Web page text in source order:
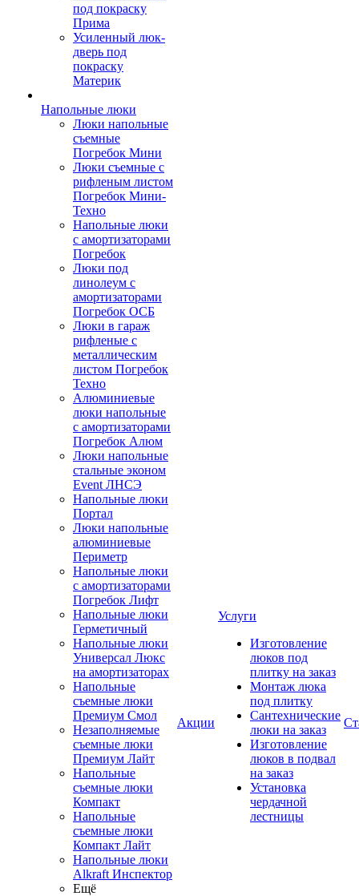
под покраску
Прима
Усиленный люк-
дверь под
покраску
Материк
Напольные люки
Люки напольные
съемные
Погребок Мини
Люки съемные с
рифленым листом
Погребок Мини-
Техно
Напольные люки
с амортизаторами
Погребок
Люки под
линолеум с
амортизаторами
Погребок ОСБ
Люки в гараж
рифленые с
металлическим
листом Погребок
Техно
Алюминиевые
люки напольные
с амортизаторами
Погребок Алюм
Люки напольные
стальные эконом
Event ЛНСЭ
Напольные люки
Портал
Люки напольные
алюминиевые
Периметр
Напольные люки
с амортизаторами
Погребок Лифт
Напольные люки
Герметичный
Напольные люки
Универсал Люкс
на амортизаторах
Напольные
съемные люки
Премиум Смол
Незаполняемые
съемные люки
Премиум Лайт
Напольные
съемные люки
Компакт
Напольные
съемные люки
Компакт Лайт
Напольные люки
Alkraft Инспектор
Ещё
Акции
Услуги
Изготовление
люков под
плитку на заказ
Монтаж люка
под плитку
Сантехнические
люки на заказ
Изготовление
люков в подвал
на заказ
Установка
чердачной
лестницы